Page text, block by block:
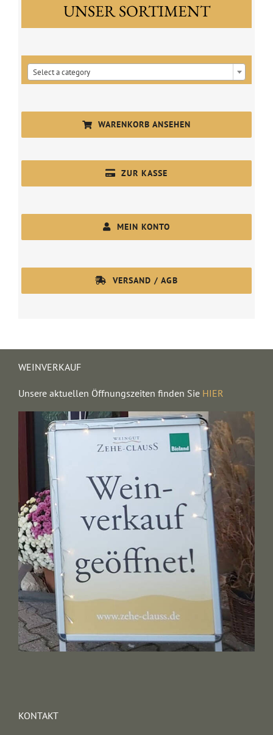
UNSER SORTIMENT
Select a category
WARENKORB ANSEHEN
ZUR KASSE
MEIN KONTO
VERSAND / AGB
WEINVERKAUF
Unsere aktuellen Öffnungszeiten finden Sie HIER
KONTAKT